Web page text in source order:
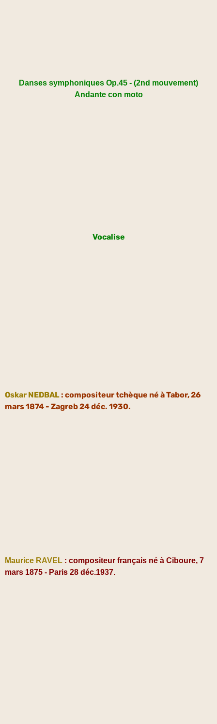
Danses symphoniques Op.45 - (2nd mouvement)
Andante con moto
Vocalise
Oskar NEDBAL : compositeur tchèque né à Tabor, 26
mars 1874 - Zagreb 24 déc. 1930.
Maurice RAVEL : compositeur français né à Ciboure, 7
mars 1875 - Paris 28 déc.1937.